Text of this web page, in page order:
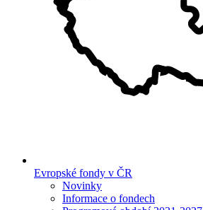
Evropské fondy v ČR
Novinky
Informace o fondech